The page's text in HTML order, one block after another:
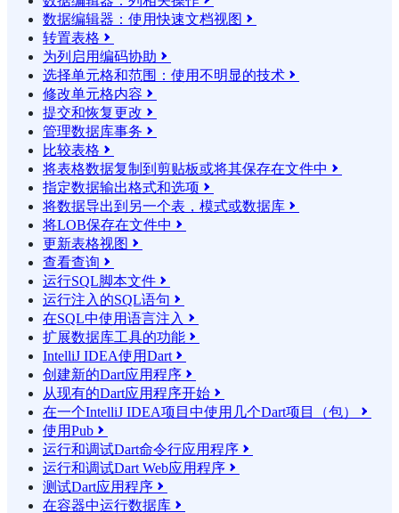
数据编辑器：使用快速文档视图 
转置表格 
为列启用编码协助 
选择单元格和范围：使用不明显的技术 
修改单元格内容 
提交和恢复更改 
管理数据库事务 
比较表格 
将表格数据复制到剪贴板或将其保存在文件中 
指定数据输出格式和选项 
将数据导出到另一个表，模式或数据库 
将LOB保存在文件中 
更新表格视图 
查看查询 
运行SQL脚本文件 
运行注入的SQL语句 
在SQL中使用语言注入 
扩展数据库工具的功能 
IntelliJ IDEA使用Dart 
创建新的Dart应用程序 
从现有的Dart应用程序开始 
在一个IntelliJ IDEA项目中使用几个Dart项目（包） 
使用Pub 
运行和调试Dart命令行应用程序 
运行和调试Dart Web应用程序 
测试Dart应用程序 
在容器中运行数据库 